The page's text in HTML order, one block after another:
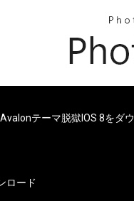
Avalonテーマ脱獄iOS 8をダ
ロード